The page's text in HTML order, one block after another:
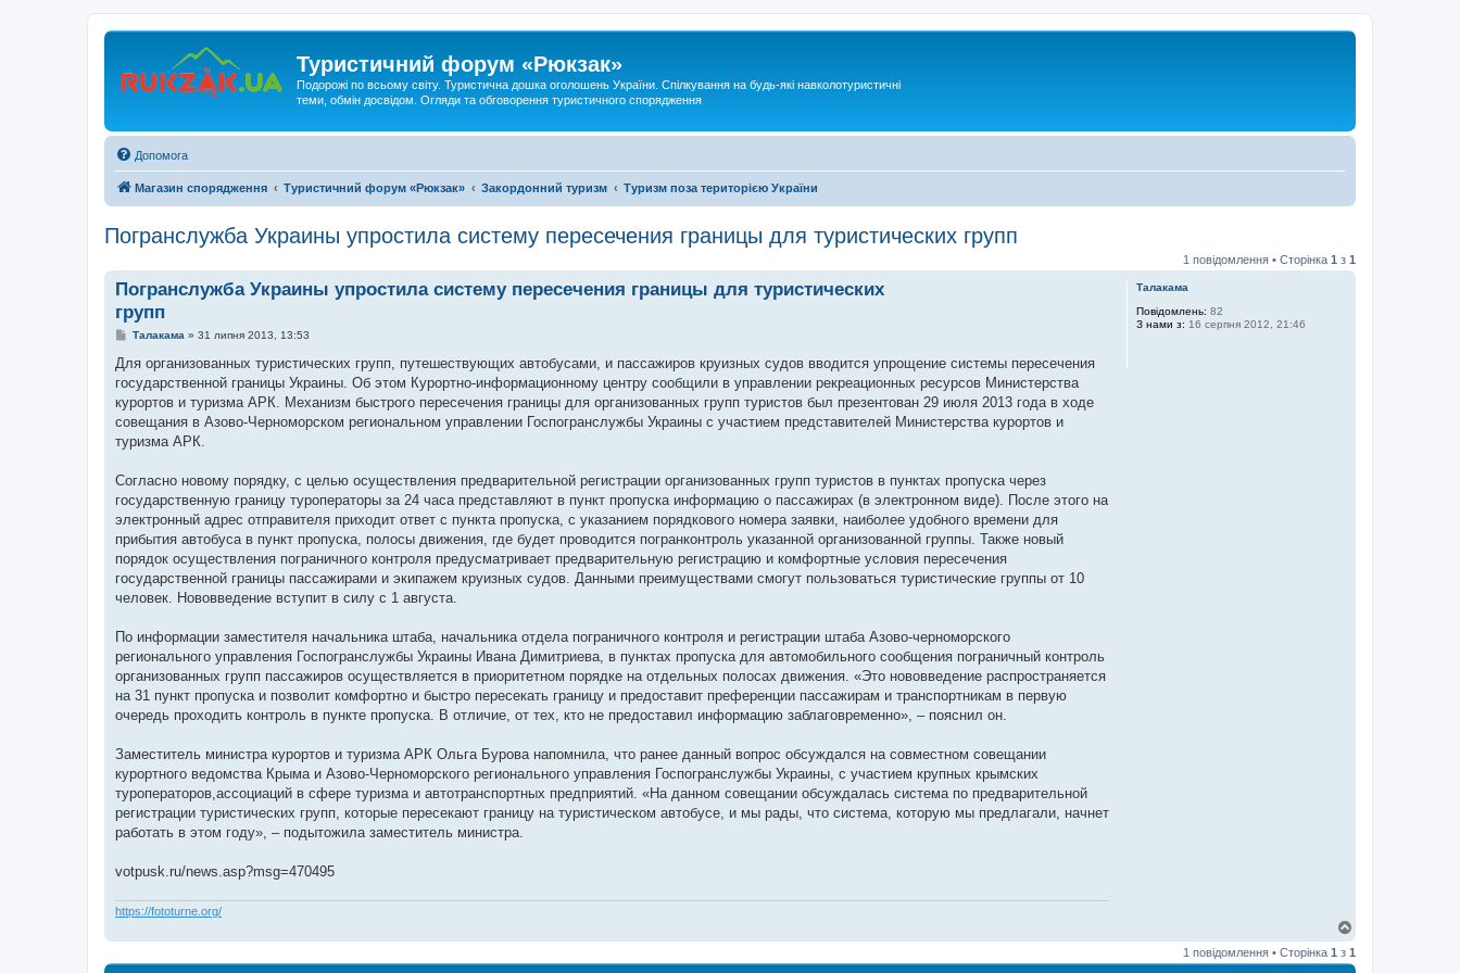
Туристичний форум «Рюкзак»
Подорожі по всьому світу. Туристична дошка оголошень України. Спілкування на будь-які навколотуристичні
теми, обмін досвідом. Огляди та обговорення туристичного спорядження
Допомога
Магазин спорядження Туристичний форум «Рюкзак» Закордонний туризм Туризм поза територією України
Погранслужба Украины упростила систему пересечения границы для туристических групп
1 повідомлення • Сторінка 1 з 1
Талакама
Повідомлень: 82
З нами з: 16 серпня 2012, 21:46
Погранслужба Украины упростила систему пересечения границы для туристических
групп
П
в
д
о
м
л
е
н
я
Талакама » 31 липня 2013, 13:53
Для организованных туристических групп, путешествующих автобусами, и пассажиров круизных судов вводится упрощение системы пересечения
государственной границы Украины. Об этом Курортно-информационному центру сообщили в управлении рекреационных ресурсов Министерства
курортов и туризма АРК. Механизм быстрого пересечения границы для организованных групп туристов был презентован 29 июля 2013 года в ходе
совещания в Азово-Черноморском региональном управлении Госпогранслужбы Украины с участием представителей Министерства курортов и
туризма АРК.
Согласно новому порядку, с целью осуществления предварительной регистрации организованных групп туристов в пунктах пропуска через
государственную границу туроператоры за 24 часа представляют в пункт пропуска информацию о пассажирах (в электронном виде). После этого на
электронный адрес отправителя приходит ответ с пункта пропуска, с указанием порядкового номера заявки, наиболее удобного времени для
прибытия автобуса в пункт пропуска, полосы движения, где будет проводится погранконтроль указанной организованной группы. Также новый
порядок осуществления пограничного контроля предусматривает предварительную регистрацию и комфортные условия пересечения
государственной границы пассажирами и экипажем круизных судов. Данными преимуществами смогут пользоваться туристические группы от 10
человек. Нововведение вступит в силу с 1 августа.
По информации заместителя начальника штаба, начальника отдела пограничного контроля и регистрации штаба Азово-черноморского
регионального управления Госпогранслужбы Украины Ивана Димитриева, в пунктах пропуска для автомобильного сообщения пограничный контроль
организованных групп пассажиров осуществляется в приоритетном порядке на отдельных полосах движения. «Это нововведение распространяется
на 31 пункт пропуска и позволит комфортно и быстро пересекать границу и предоставит преференции пассажирам и транспортникам в первую
очередь проходить контроль в пункте пропуска. В отличие, от тех, кто не предоставил информацию заблаговременно», – пояснил он.
Заместитель министра курортов и туризма АРК Ольга Бурова напомнила, что ранее данный вопрос обсуждался на совместном совещании
курортного ведомства Крыма и Азово-Черноморского регионального управления Госпогранслужбы Украины, с участием крупных крымских
туроператоров,ассоциаций в сфере туризма и автотранспортных предприятий. «На данном совещании обсуждалась система по предварительной
регистрации туристических групп, которые пересекают границу на туристическом автобусе, и мы рады, что система, которую мы предлагали, начнет
работать в этом году», – подытожила заместитель министра.
votpusk.ru/news.asp?msg=470495
https://fototurne.org/
г
1 повідомлення • Сторінка 1 з 1